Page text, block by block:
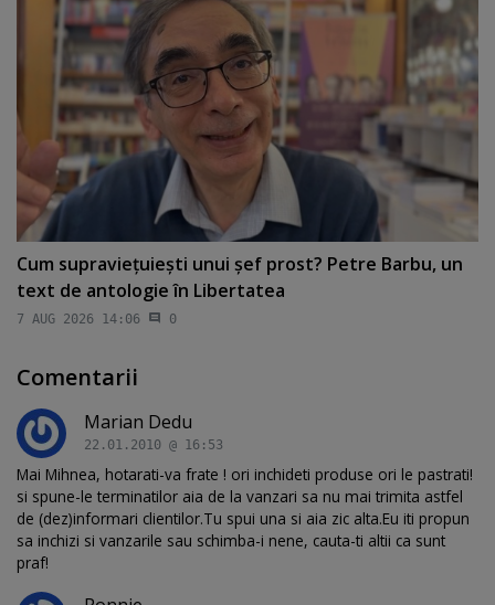
Cum supravieţuieşti unui şef prost? Petre Barbu, un
text de antologie în Libertatea
7 AUG 2026 14:06 0
Comentarii
Marian Dedu
22.01.2010 @ 16:53
Mai Mihnea, hotarati-va frate ! ori inchideti produse ori le pastrati!
si spune-le terminatilor aia de la vanzari sa nu mai trimita astfel
de (dez)informari clientilor.Tu spui una si aia zic alta.Eu iti propun
sa inchizi si vanzarile sau schimba-i nene, cauta-ti altii ca sunt
praf!